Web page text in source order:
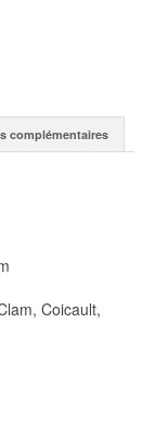
complémentaires
Coicault,